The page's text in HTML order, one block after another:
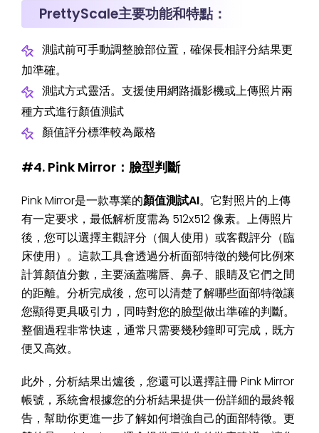
PrettyScale主要功能和特點：
測試前可手動調整臉部位置，確保長相評分結果更
加準確。
測試方式靈活。支援使用網路攝影機或上傳照片兩
種方式進行顏值測試
顏值評分標準較為嚴格
#4. Pink Mirror：臉型判斷
Pink Mirror是一款專業的顏值測試AI。它對照片的上傳
有一定要求，最低解析度需為 512x512 像素。上傳照片
後，您可以選擇主觀評分（個人使用）或客觀評分（臨
床使用）。這款工具會透過分析面部特徵的幾何比例來
計算顏值分數，主要涵蓋嘴唇、鼻子、眼睛及它們之間
的距離。分析完成後，您可以清楚了解哪些面部特徵讓
您顯得更具吸引力，同時對您的臉型做出準確的判斷。
整個過程非常快速，通常只需要幾秒鐘即可完成，既方
便又高效。
此外，分析結果出爐後，您還可以選擇註冊 Pink Mirror
帳號，系統會根據您的分析結果提供一份詳細的最終報
告，幫助你更進一步了解如何增強自己的面部特徵。更